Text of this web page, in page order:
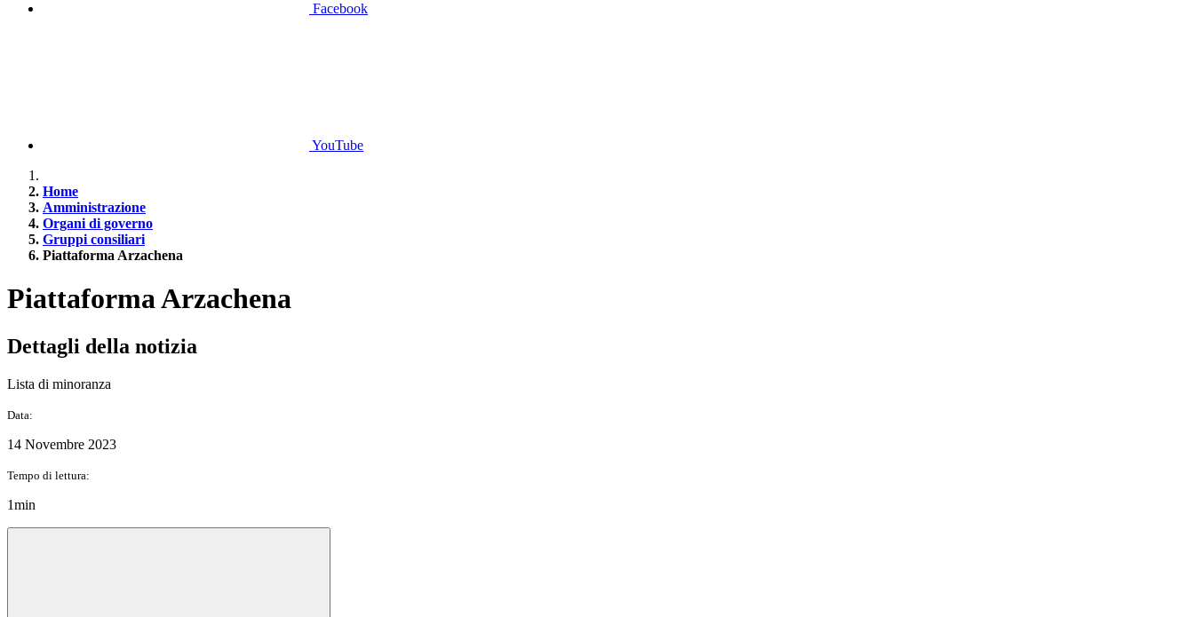
Facebook
YouTube
Home
Amministrazione
Organi di governo
Gruppi consiliari
Piattaforma Arzachena
Piattaforma Arzachena
Dettagli della notizia
Lista di minoranza
Data:
14 Novembre 2023
Tempo di lettura:
1min